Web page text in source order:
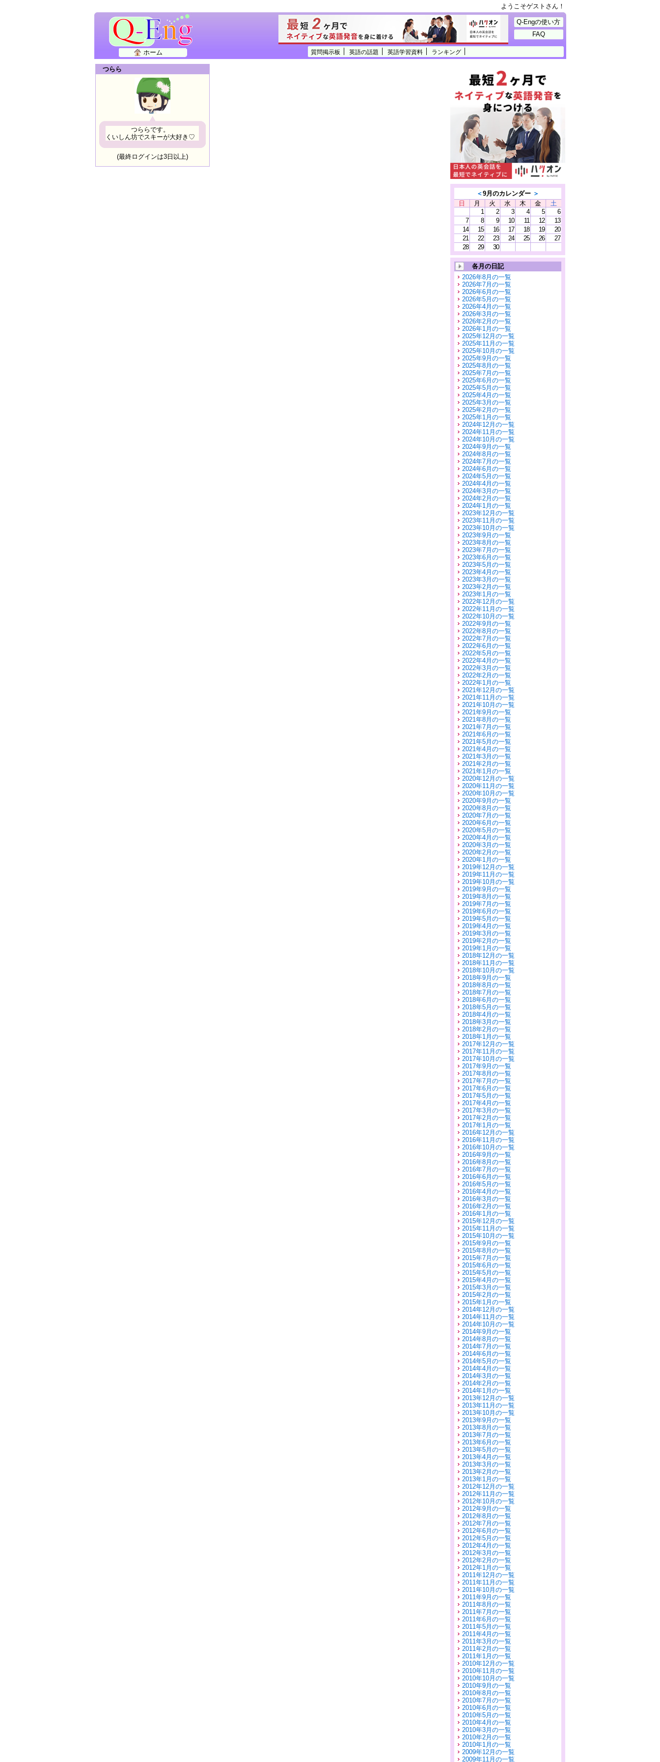
ようこそゲストさん！
質問掲示板 英語の話題 英語学習資料 ランキング
ホーム
Q-Engの使い方
FAQ
つらら
つららです。
くいしん坊でスキーが大好き♡
(最終ログインは3日以上)
＜9月のカレンダー ＞
日
月 火 水 木 金
土
1
2 3 4 5
6
7
8 9 10 11 12
13
14
15 16 17 18 19
20
21
22 23 24 25 26
27
28
29 30
各月の日記
2026年8月の一覧
2026年7月の一覧
2026年6月の一覧
2026年5月の一覧
2026年4月の一覧
2026年3月の一覧
2026年2月の一覧
2026年1月の一覧
2025年12月の一覧
2025年11月の一覧
2025年10月の一覧
2025年9月の一覧
2025年8月の一覧
2025年7月の一覧
2025年6月の一覧
2025年5月の一覧
2025年4月の一覧
2025年3月の一覧
2025年2月の一覧
2025年1月の一覧
2024年12月の一覧
2024年11月の一覧
2024年10月の一覧
2024年9月の一覧
2024年8月の一覧
2024年7月の一覧
2024年6月の一覧
2024年5月の一覧
2024年4月の一覧
2024年3月の一覧
2024年2月の一覧
2024年1月の一覧
2023年12月の一覧
2023年11月の一覧
2023年10月の一覧
2023年9月の一覧
2023年8月の一覧
2023年7月の一覧
2023年6月の一覧
2023年5月の一覧
2023年4月の一覧
2023年3月の一覧
2023年2月の一覧
2023年1月の一覧
2022年12月の一覧
2022年11月の一覧
2022年10月の一覧
2022年9月の一覧
2022年8月の一覧
2022年7月の一覧
2022年6月の一覧
2022年5月の一覧
2022年4月の一覧
2022年3月の一覧
2022年2月の一覧
2022年1月の一覧
2021年12月の一覧
2021年11月の一覧
2021年10月の一覧
2021年9月の一覧
2021年8月の一覧
2021年7月の一覧
2021年6月の一覧
2021年5月の一覧
2021年4月の一覧
2021年3月の一覧
2021年2月の一覧
2021年1月の一覧
2020年12月の一覧
2020年11月の一覧
2020年10月の一覧
2020年9月の一覧
2020年8月の一覧
2020年7月の一覧
2020年6月の一覧
2020年5月の一覧
2020年4月の一覧
2020年3月の一覧
2020年2月の一覧
2020年1月の一覧
2019年12月の一覧
2019年11月の一覧
2019年10月の一覧
2019年9月の一覧
2019年8月の一覧
2019年7月の一覧
2019年6月の一覧
2019年5月の一覧
2019年4月の一覧
2019年3月の一覧
2019年2月の一覧
2019年1月の一覧
2018年12月の一覧
2018年11月の一覧
2018年10月の一覧
2018年9月の一覧
2018年8月の一覧
2018年7月の一覧
2018年6月の一覧
2018年5月の一覧
2018年4月の一覧
2018年3月の一覧
2018年2月の一覧
2018年1月の一覧
2017年12月の一覧
2017年11月の一覧
2017年10月の一覧
2017年9月の一覧
2017年8月の一覧
2017年7月の一覧
2017年6月の一覧
2017年5月の一覧
2017年4月の一覧
2017年3月の一覧
2017年2月の一覧
2017年1月の一覧
2016年12月の一覧
2016年11月の一覧
2016年10月の一覧
2016年9月の一覧
2016年8月の一覧
2016年7月の一覧
2016年6月の一覧
2016年5月の一覧
2016年4月の一覧
2016年3月の一覧
2016年2月の一覧
2016年1月の一覧
2015年12月の一覧
2015年11月の一覧
2015年10月の一覧
2015年9月の一覧
2015年8月の一覧
2015年7月の一覧
2015年6月の一覧
2015年5月の一覧
2015年4月の一覧
2015年3月の一覧
2015年2月の一覧
2015年1月の一覧
2014年12月の一覧
2014年11月の一覧
2014年10月の一覧
2014年9月の一覧
2014年8月の一覧
2014年7月の一覧
2014年6月の一覧
2014年5月の一覧
2014年4月の一覧
2014年3月の一覧
2014年2月の一覧
2014年1月の一覧
2013年12月の一覧
2013年11月の一覧
2013年10月の一覧
2013年9月の一覧
2013年8月の一覧
2013年7月の一覧
2013年6月の一覧
2013年5月の一覧
2013年4月の一覧
2013年3月の一覧
2013年2月の一覧
2013年1月の一覧
2012年12月の一覧
2012年11月の一覧
2012年10月の一覧
2012年9月の一覧
2012年8月の一覧
2012年7月の一覧
2012年6月の一覧
2012年5月の一覧
2012年4月の一覧
2012年3月の一覧
2012年2月の一覧
2012年1月の一覧
2011年12月の一覧
2011年11月の一覧
2011年10月の一覧
2011年9月の一覧
2011年8月の一覧
2011年7月の一覧
2011年6月の一覧
2011年5月の一覧
2011年4月の一覧
2011年3月の一覧
2011年2月の一覧
2011年1月の一覧
2010年12月の一覧
2010年11月の一覧
2010年10月の一覧
2010年9月の一覧
2010年8月の一覧
2010年7月の一覧
2010年6月の一覧
2010年5月の一覧
2010年4月の一覧
2010年3月の一覧
2010年2月の一覧
2010年1月の一覧
2009年12月の一覧
2009年11月の一覧